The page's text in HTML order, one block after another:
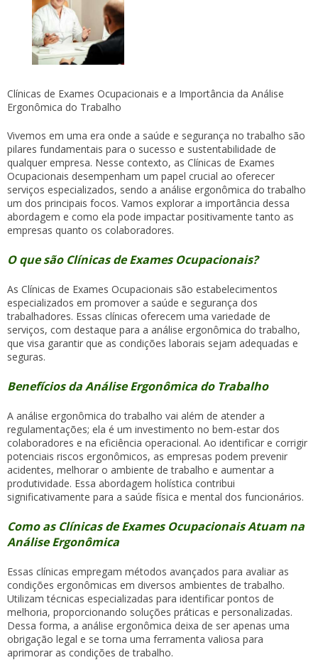
Clínicas de Exames Ocupacionais e a Importância da Análise
Ergonômica do Trabalho
Vivemos em uma era onde a saúde e segurança no trabalho são
pilares fundamentais para o sucesso e sustentabilidade de
qualquer empresa. Nesse contexto, as Clínicas de Exames
Ocupacionais desempenham um papel crucial ao oferecer
serviços especializados, sendo a análise ergonômica do trabalho
um dos principais focos. Vamos explorar a importância dessa
abordagem e como ela pode impactar positivamente tanto as
empresas quanto os colaboradores.
O que são Clínicas de Exames Ocupacionais?
As Clínicas de Exames Ocupacionais são estabelecimentos
especializados em promover a saúde e segurança dos
trabalhadores. Essas clínicas oferecem uma variedade de
serviços, com destaque para a análise ergonômica do trabalho,
que visa garantir que as condições laborais sejam adequadas e
seguras.
Benefícios da Análise Ergonômica do Trabalho
A análise ergonômica do trabalho vai além de atender a
regulamentações; ela é um investimento no bem-estar dos
colaboradores e na eficiência operacional. Ao identificar e corrigir
potenciais riscos ergonômicos, as empresas podem prevenir
acidentes, melhorar o ambiente de trabalho e aumentar a
produtividade. Essa abordagem holística contribui
significativamente para a saúde física e mental dos funcionários.
Como as Clínicas de Exames Ocupacionais Atuam na
Análise Ergonômica
Essas clínicas empregam métodos avançados para avaliar as
condições ergonômicas em diversos ambientes de trabalho.
Utilizam técnicas especializadas para identificar pontos de
melhoria, proporcionando soluções práticas e personalizadas.
Dessa forma, a análise ergonômica deixa de ser apenas uma
obrigação legal e se torna uma ferramenta valiosa para
aprimorar as condições de trabalho.